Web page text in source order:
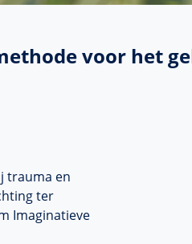
voor het
trauma en
ter
Imaginatieve